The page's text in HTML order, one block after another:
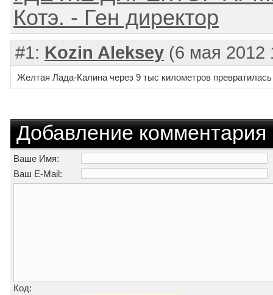
Котэ. - Ген директор
#1: Kozin Aleksey (6 мая 2012
Желтая Лада-Калина через 9 тыс километров
Добавление комментария
Ваше Имя:
Ваш E-Mail:
Код: